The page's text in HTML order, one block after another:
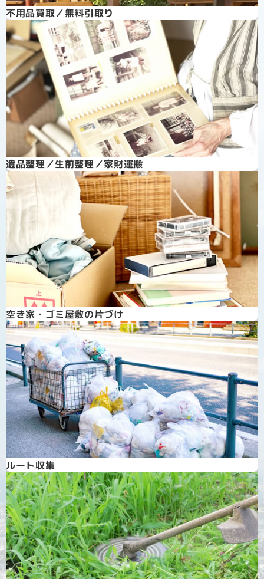
不用品買取／無料引取り
遺品整理／生前整理／家財運搬
空き家・ゴミ屋敷の片づけ
ルート収集